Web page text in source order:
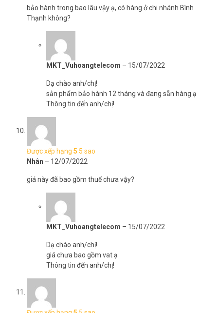
bảo hành trong bao lâu vậy ạ, có hàng ở chi nhánh Bình
Thạnh không?
MKT_Vuhoangtelecom – 15/07/2022
Dạ chào anh/chị!
sản phẩm bảo hành 12 tháng và đang sẵn hàng ạ
Thông tin đến anh/chị!
Được xếp hạng 5 5 sao
Nhân – 12/07/2022
giá này đã bao gồm thuế chưa vậy?
MKT_Vuhoangtelecom – 15/07/2022
Dạ chào anh/chị!
giá chưa bao gồm vat ạ
Thông tin đến anh/chị!